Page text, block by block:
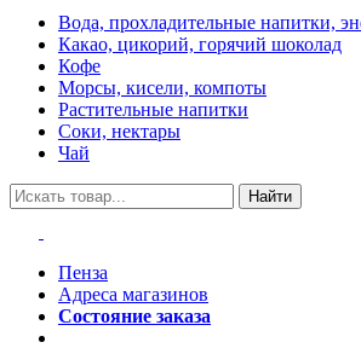
Вода, прохладительные напитки,
Какао, цикорий, горячий шоколад
Кофе
Морсы, кисели, компоты
Растительные напитки
Соки, нектары
Чай
Найти
Пенза
Адреса магазинов
Состояние заказа